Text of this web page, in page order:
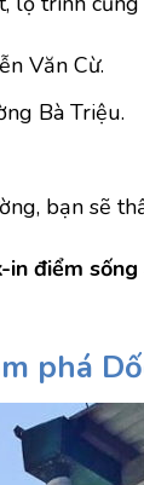
Văn Cừ.
Bà Triệu.
bạn sẽ
điểm
phá